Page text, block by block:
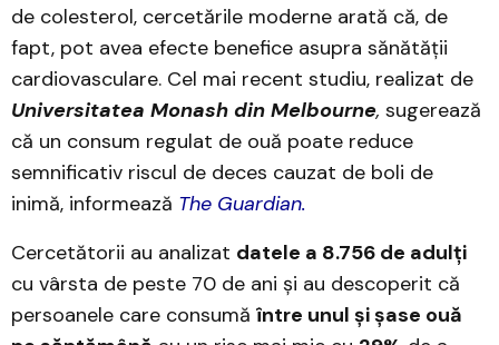
de colesterol, cercetările moderne arată că, de
fapt, pot avea efecte benefice asupra sănătății
cardiovasculare. Cel mai recent studiu, realizat de
Universitatea Monash din Melbourne, sugerează
că un consum regulat de ouă poate reduce
semnificativ riscul de deces cauzat de boli de
inimă, informează The Guardian.
Cercetătorii au analizat datele a 8.756 de adulți
cu vârsta de peste 70 de ani și au descoperit că
persoanele care consumă între unul și șase ouă